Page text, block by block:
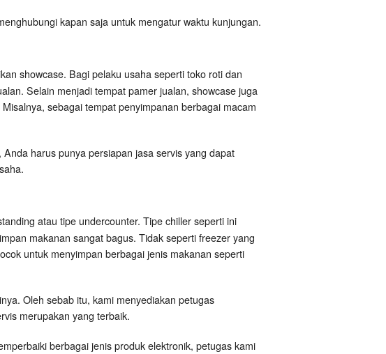
kapan saja untuk mengatur waktu kunjungan.
showcase. Bagi pelaku usaha seperti toko roti dan
Selain menjadi tempat pamer jualan, showcase juga
sebagai tempat penyimpanan berbagai macam
harus punya persiapan jasa servis yang dapat
atau tipe undercounter. Tipe chiller seperti ini
makanan sangat bagus. Tidak seperti freezer yang
untuk menyimpan berbagai jenis makanan seperti
Oleh sebab itu, kami menyediakan petugas
merupakan yang terbaik.
berbagai jenis produk elektronik, petugas kami